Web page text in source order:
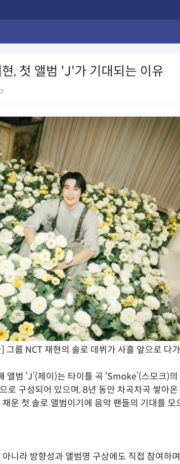
현, 첫 앨범 'J'가 기대되는 이유
그룹 NCT 재현의 솔로 데뷔가 사흘 앞으로 다
앨범 ‘J’(제이)는 타이틀 곡 ‘Smoke’(스모크)
로 구성되어 있으며, 8년 동안 차곡차곡 쌓아온
운 첫 솔로 앨범이기에 음악 팬들의 기대를 모
니라 방향성과 앨범명 구상에도 직접 참여하며